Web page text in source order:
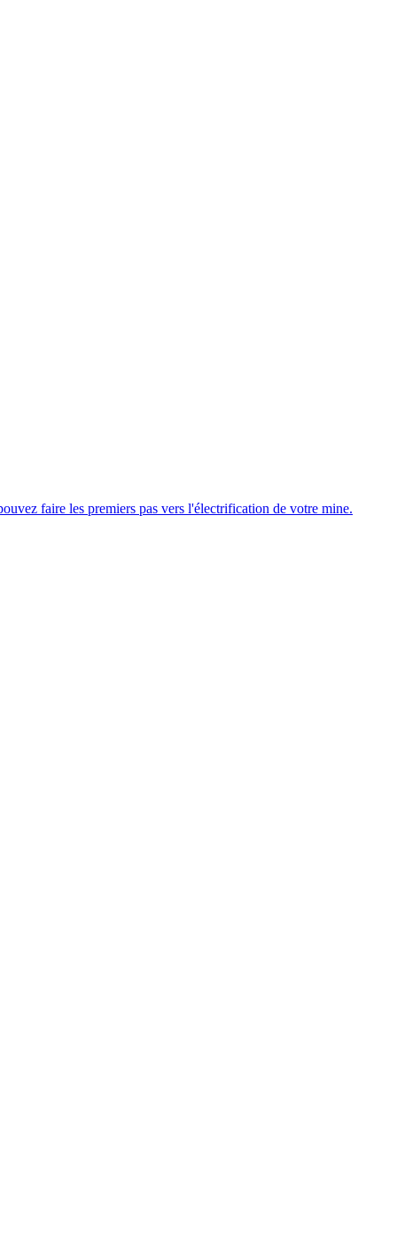
faire les premiers pas vers l'électrification de votre mine.